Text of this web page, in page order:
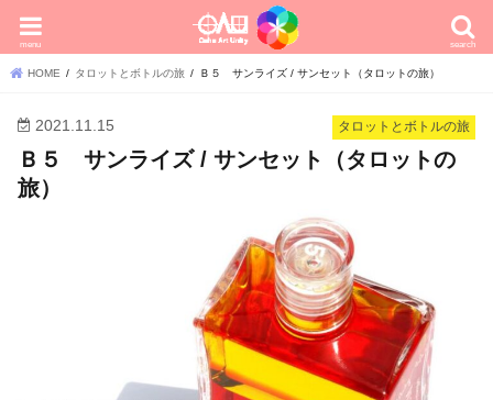
search
menu
HOME タロットとボトルの旅 Ｂ５ サンライズ / サンセット（タロットの旅）
タロットとボトルの旅
2021.11.15
Ｂ５ サンライズ / サンセット（タロットの
旅）